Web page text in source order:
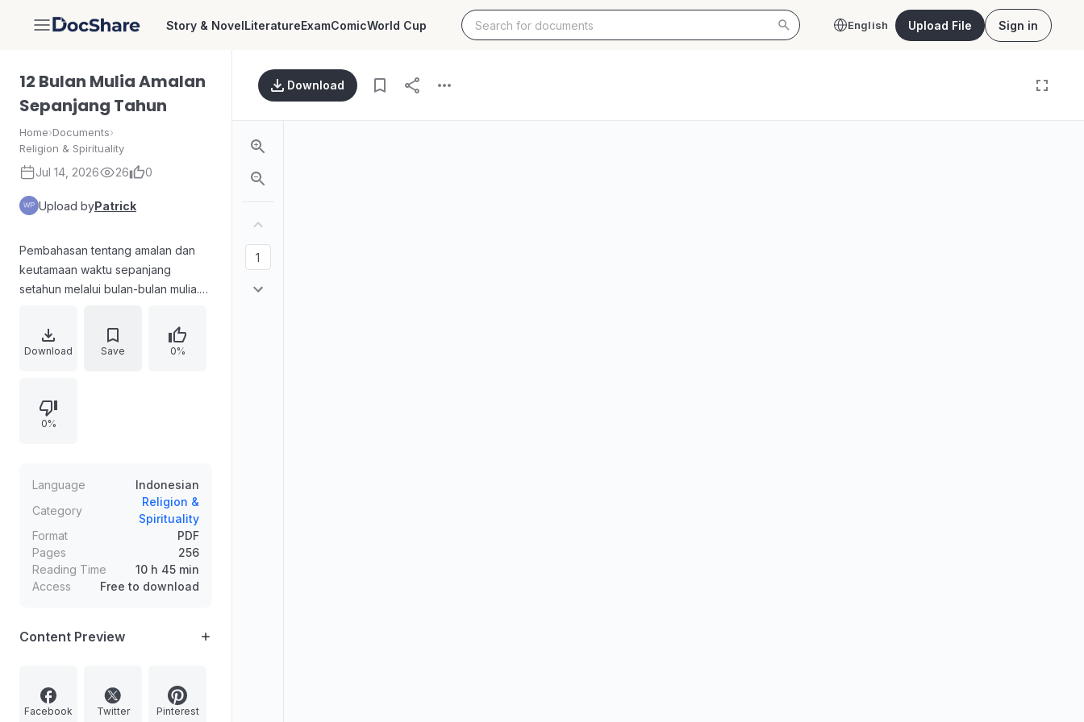
DocShare Story & NovelLiteratureExamComicWorld Cup English Upload File Sign in
12 Bulan Mulia Amalan
Sepanjang Tahun
Home›Documents›
Religion & Spirituality
Jul 14, 2026 26 0
Upload byPatrick
Pembahasan tentang amalan dan
keutamaan waktu sepanjang
setahun melalui bulan-bulan mulia.
dan hari menurut ajaran Islam,
termasuk penjelasan bulan-bulan
mukadimah yang menekankan nilai
waktu sebagai kesempatan meraih
Download Save 0%
0%
Language
Indonesian
Category
Religion &
Spirituality
Format
PDF
Pages
256
Reading Time
10 h 45 min
Access
Free to download
Content Preview
Facebook Twitter Pinterest
Download